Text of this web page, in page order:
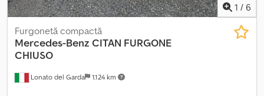
1 / 6
Lonato del Garda 1.124 km
Furgonetă compactă
Mercedes-Benz CITAN FURGONE
CHIUSO